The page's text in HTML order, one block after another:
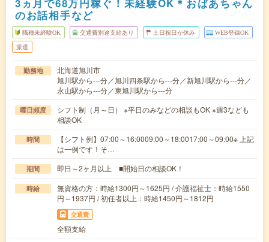
3ヵ月で68万円稼ぐ！未経験OK＊おばあちゃん
のお話相手など
職種未経験OK 交通費別途支給あり 土日祝日が休み WEB登録OK
派遣
勤務地
北海道旭川市
旭川駅から---分／旭川四条駅から---分／新旭川駅から---分／
永山駅から---分／東旭川駅から---分
曜日頻度
シフト制（月～日） ※平日のみなどの相談もOK ※週3なども
相談OK
時間
【シフト例】07:00～16:0009:00～18:0017:00～09:00※ 上記
は一例です！そ…
期間 即日～2ヶ月以上 ■開始日の相談OK！
時給
無資格の方：時給1300円～1625円 / 介護福祉士：時給1550
円～1937円 / 初任者以上：時給1450円～1812円
交通費
全額支給